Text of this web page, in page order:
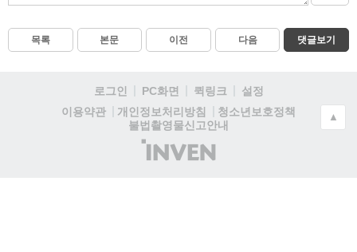
목록 본문 이전 다음 댓글보기
로그인 PC화면 퀵링크
설정
이용약관
개인정보처리방침
청소년보호정책
불법촬영물신고안내
(주)
인
▲